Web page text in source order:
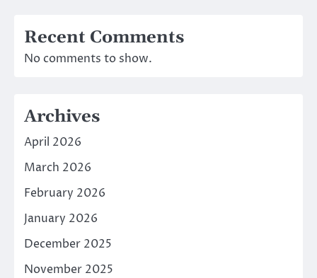
Recent Comments
No comments to show.
Archives
April 2026
March 2026
February 2026
January 2026
December 2025
November 2025